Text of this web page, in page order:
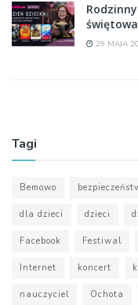
29 MAJA
Tagi
Bemowo
dla dzieci dzieci
Facebook Festiwal
Internet koncert
nauczyciel Ochota